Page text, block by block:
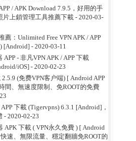
/ APK Download 7.9.5，好用的手
片上鎖管理工具推薦下載- 2020-03-
薦：Unlimited Free VPN APK / APP
[Android]- 2020-03-11
- 非凡VPN APK / APP 下載
iOS]- 2020-02-23
2.5.9 (免费VPN客户端) [ Android APP
間、無速度限制、免ROOT的免費
下載 (Tigervpns) 6.3.1 [Android]，
- 2020-02-23
APK 下載 ( VPN永久免費 ) [ Android
速、無限流量、穩定翻牆免ROOT的